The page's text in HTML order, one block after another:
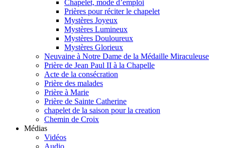
Chapelet, mode d’emploi
Prières pour réciter le chapelet
Mystères Joyeux
Mystères Lumineux
Mystères Douloureux
Mystères Glorieux
Neuvaine à Notre Dame de la Médaille Miraculeuse
Prière de Jean Paul II à la Chapelle
Acte de la consécration
Prière des malades
Prière à Marie
Prière de Sainte Catherine
chapelet de la saison pour la creation
Chemin de Croix
Médias
Vidéos
Audio